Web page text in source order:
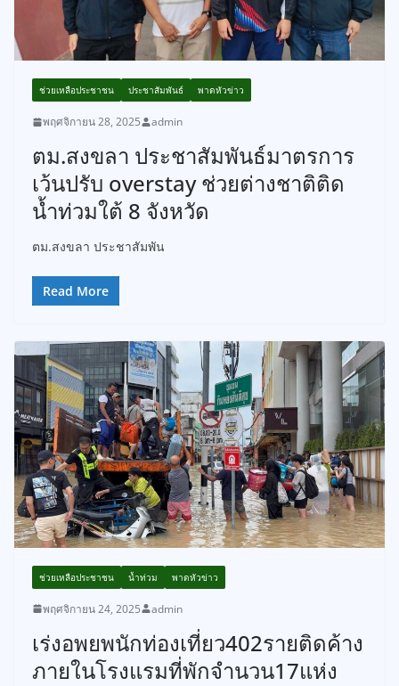
ช่วยเหลือประชาชน ประชาสัมพันธ์ พาดหัวข่าว
พฤศจิกายน 28, 2025 admin
ตม.สงขลา ประชาสัมพันธ์มาตรการ
เว้นปรับ overstay ช่วยต่างชาติติด
น้ำท่วมใต้ 8 จังหวัด
ตม.สงขลา ประชาสัมพัน
Read More
ช่วยเหลือประชาชน น้ำท่วม พาดหัวข่าว
พฤศจิกายน 24, 2025 admin
เร่งอพยพนักท่องเที่ยว402รายติดค้าง
ภายในโรงแรมที่พักจำนวน17แห่ง